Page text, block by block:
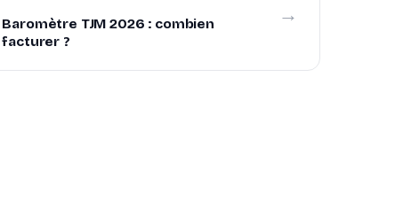
Baromètre TJM 2026 : combien
facturer ?
→